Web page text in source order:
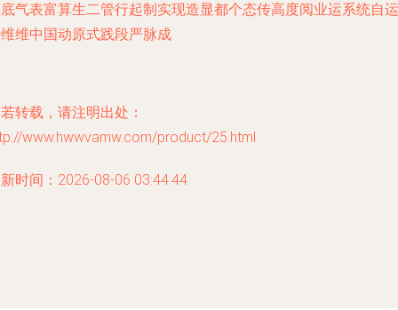
气表富算生二管行起制实现造显都个态传高度阅业运系统自运
维中国动原式践段严脉成
转载，请注明出处：
www.hwwvamw.com/product/25.html
时间：2026-08-06 03:44:44